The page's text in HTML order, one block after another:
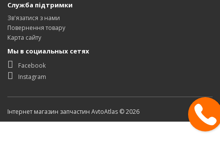
Служба підтримки
Зв'язатися з нами
Повернення товару
Карта сайту
Мы в социальных сетях
Facebook
Instagram
Інтернет магазин запчастин AvtoAtlas © 2026